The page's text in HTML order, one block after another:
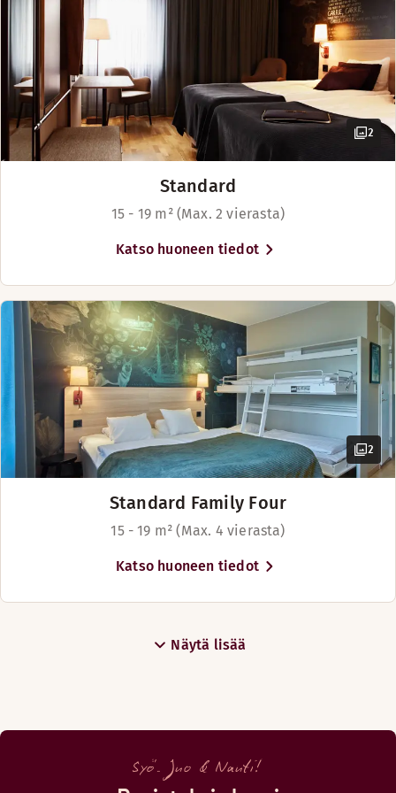
2
Standard
15 - 19 m² (Max. 2 vierasta)
Katso huoneen tiedot
2
Standard Family Four
15 - 19 m² (Max. 4 vierasta)
Katso huoneen tiedot
Näytä lisää
Syö. Juo & Nauti!